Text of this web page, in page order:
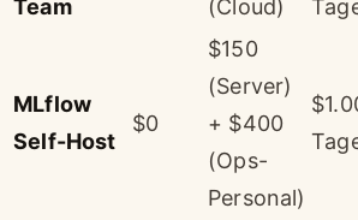
Team
(Cloud)
MLflow
Self-Host
$0
$150
(Server)
+ $400
(Ops-
Personal)